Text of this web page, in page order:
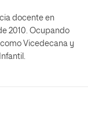
docente en
2010. Ocupando
Vicedecana y